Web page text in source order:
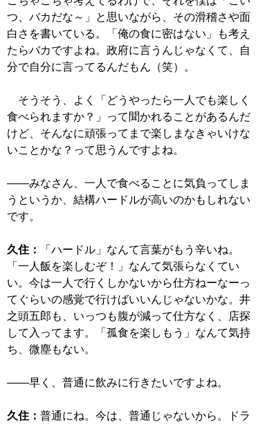
つ、バカだな～」と思いながら、その滑稽さや面
白さを書いている。「俺の食に密はない」も考え
たらバカですよね。政府に言うんじゃなくて、自
分で自分に言ってるんだもん（笑）。
そうそう、よく「どうやったら一人でも楽しく
食べられますか？」って聞かれることがあるんだ
けど、そんなに頑張ってまで楽しまなきゃいけな
いことかな？って思うんですよね。
――みなさん、一人で食べることに気負ってしま
うというか、結構ハードルが高いのかもしれない
です。
久住：
「ハードル」なんて言葉がもう辛いね。
「一人飯を楽しむぞ！」なんて気張らなくてい
い。今は一人で行くしかないから仕方ねーなーっ
てぐらいの感覚で行けばいいんじゃないかな。井
之頭五郎も、いっつも腹が減って仕方なく、店探
して入ってます。「孤食を楽しもう」なんて気持
ち、微塵もない。
――早く、普通に飲みに行きたいですよね。
久住： 普通にね。今は、普通じゃないから。ドラ